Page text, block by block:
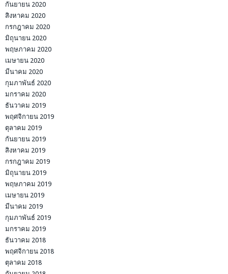
กันยายน 2020
สิงหาคม 2020
กรกฎาคม 2020
มิถุนายน 2020
พฤษภาคม 2020
เมษายน 2020
มีนาคม 2020
กุมภาพันธ์ 2020
มกราคม 2020
ธันวาคม 2019
พฤศจิกายน 2019
ตุลาคม 2019
กันยายน 2019
สิงหาคม 2019
กรกฎาคม 2019
มิถุนายน 2019
พฤษภาคม 2019
เมษายน 2019
มีนาคม 2019
กุมภาพันธ์ 2019
มกราคม 2019
ธันวาคม 2018
พฤศจิกายน 2018
ตุลาคม 2018